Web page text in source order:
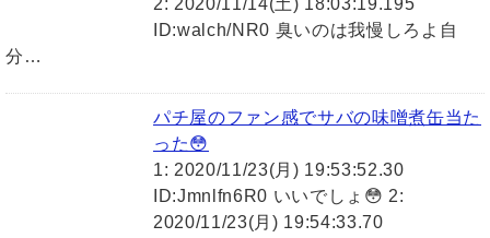
2: 2020/11/14(土) 18:03:19.195
ID:walch/NR0 臭いのは我慢しろよ自
分…
パチ屋のファン感でサバの味噌煮缶当た
った😳
1: 2020/11/23(月) 19:53:52.30
ID:Jmnlfn6R0 いいでしょ😳 2:
2020/11/23(月) 19:54:33.70